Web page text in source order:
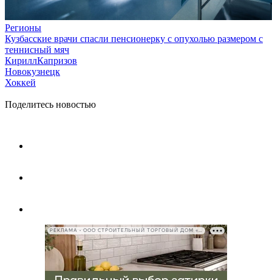
Регионы
Кузбасские врачи спасли пенсионерку с опухолью размером с
теннисный мяч
КириллКапризов
Новокузнецк
Хоккей
Поделитесь новостью
РЕКЛАМА • ООО СТРОИТЕЛЬНЫЙ ТОРГОВЫЙ ДОМ «ПЕТРОВИЧ», ИНН 7802348846